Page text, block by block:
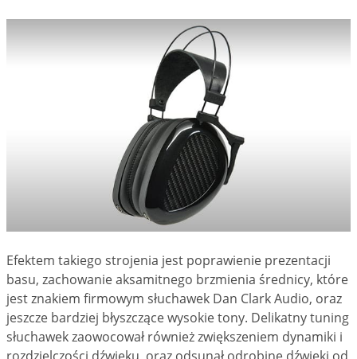
Efektem takiego strojenia jest poprawienie prezentacji
basu, zachowanie aksamitnego brzmienia średnicy, które
jest znakiem firmowym słuchawek Dan Clark Audio, oraz
jeszcze bardziej błyszczące wysokie tony. Delikatny tuning
słuchawek zaowocował również zwiększeniem dynamiki i